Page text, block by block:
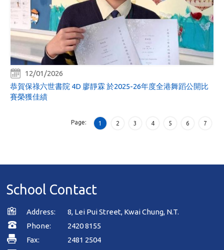
12/01/2026
恭賀保祿六世書院 4D 廖靜霖 於2025-26年度全港舞蹈公開比
賽榮獲佳績
Page: 1 2 3 4 5 6 7
School Contact
Address:8, Lei Pui Street, Kwai Chung, N.T.
Phone:
2420 8155
Fax:
2481 2504